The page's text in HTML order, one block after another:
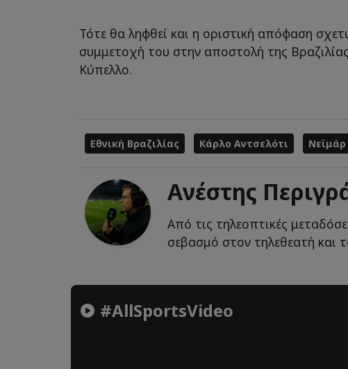
Τότε θα ληφθεί και η οριστική απόφαση
συμμετοχή του στην αποστολή της
Κύπελλο.
Εθνική Βραζιλίας Κάρλο Αντσελότι Νεϊμάρ
Ανέστης
Από τις τηλεοπτικές
σεβασμό στον τηλεθεατή και
#AllSportsVideo